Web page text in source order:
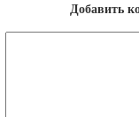
Добавить